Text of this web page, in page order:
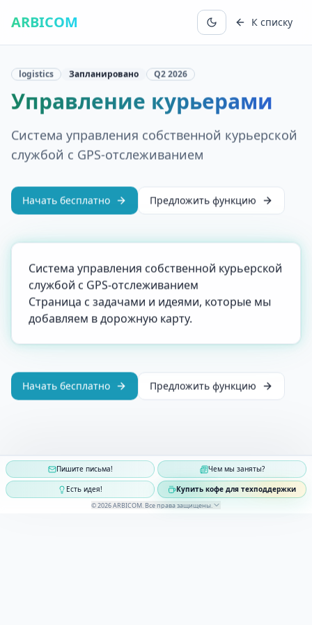
ARBICOM К списку
logistics Запланировано Q2 2026
Управление курьерами
Система управления собственной курьерской
службой с GPS-отслеживанием
Начать бесплатно Предложить функцию
Система управления собственной курьерской
службой с GPS-отслеживанием
Страница с задачами и идеями, которые мы
добавляем в дорожную карту.
Начать бесплатно Предложить функцию
Пишите письма! Чем мы заняты?
Есть идея! Купить кофе для техподдержки
© 2026ARBICOM Все права защищены